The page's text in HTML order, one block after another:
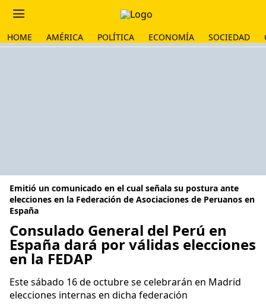
HOME AMÉRICA POLÍTICA ECONOMÍA SOCIEDAD
Emitió un comunicado en el cual señala su postura ante
elecciones en la Federación de Asociaciones de Peruanos en
España
Consulado General del Perú en
España dará por válidas elecciones
en la FEDAP
Este sábado 16 de octubre se celebrarán en Madrid
elecciones internas en dicha federación